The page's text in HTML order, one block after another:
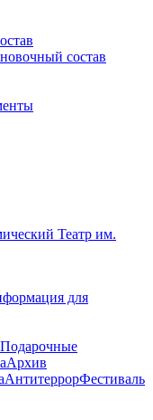
состав
для
Подарочные
Архив
АнтитеррорФестиваль